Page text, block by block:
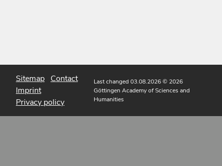
Sitemap Contact
Imprint
Privacy policy
Last changed 03.08.2026© 2026
Göttingen Academy of Sciences and
Humanities